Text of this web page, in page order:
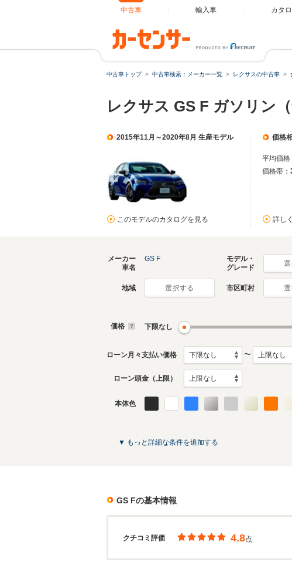
中古車 輸入車 カタ
中古車トップ 中古車検索：メーカー一覧 レクサスの中古車
レクサス GS F ガソリン
2015年11月～2020年8月 生産モデル
このモデルのカタログを見る
価格
平均価格
価格帯：
詳し
メーカー
車名
GS F
モデル・
グレード
地域 選択する 市区町村
価格 下限なし
ローン月々支払い価格 〜
ローン頭金（上限）
本体色
▼ もっと詳細な条件を追加する
GS Fの基本情報
クチコミ評価 4.8点